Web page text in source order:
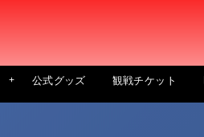
公式グッズ 観戦チケット